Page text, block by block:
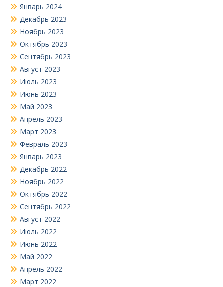
Январь 2024
Декабрь 2023
Ноябрь 2023
Октябрь 2023
Сентябрь 2023
Август 2023
Июль 2023
Июнь 2023
Май 2023
Апрель 2023
Март 2023
Февраль 2023
Январь 2023
Декабрь 2022
Ноябрь 2022
Октябрь 2022
Сентябрь 2022
Август 2022
Июль 2022
Июнь 2022
Май 2022
Апрель 2022
Март 2022